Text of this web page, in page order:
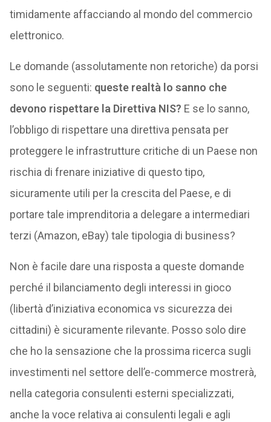
timidamente affacciando al mondo del commercio
elettronico.
Le domande (assolutamente non retoriche) da porsi
sono le seguenti: queste realtà lo sanno che
devono rispettare la Direttiva NIS? E se lo sanno,
l’obbligo di rispettare una direttiva pensata per
proteggere le infrastrutture critiche di un Paese non
rischia di frenare iniziative di questo tipo,
sicuramente utili per la crescita del Paese, e di
portare tale imprenditoria a delegare a intermediari
terzi (Amazon, eBay) tale tipologia di business?
Non è facile dare una risposta a queste domande
perché il bilanciamento degli interessi in gioco
(libertà d’iniziativa economica vs sicurezza dei
cittadini) è sicuramente rilevante. Posso solo dire
che ho la sensazione che la prossima ricerca sugli
investimenti nel settore dell’e-commerce mostrerà,
nella categoria consulenti esterni specializzati,
anche la voce relativa ai consulenti legali e agli